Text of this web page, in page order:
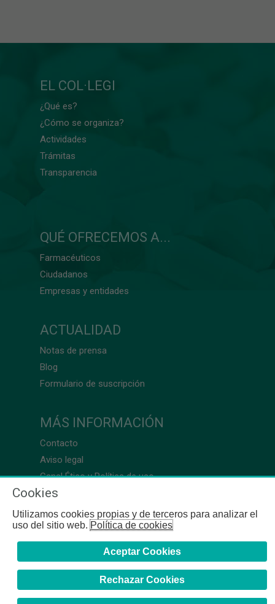
EL COL·LEGI
¿Qué es?
¿Cómo se organiza?
Actividades
Trámitas
Transparencia
QUÉ OFRECEMOS A...
Farmacéuticos
Ciudadanos
Empresas y entidades
ACTUALIDAD
Notas de prensa
Blog
Formulario de suscripción
MÁS INFORMACIÓN
Contacto
Aviso legal
Canal Ético y Política de uso
Cookies
Utilizamos cookies propias y de terceros para analizar el
uso del sitio web.Política de cookies
Aceptar Cookies
Rechazar Cookies